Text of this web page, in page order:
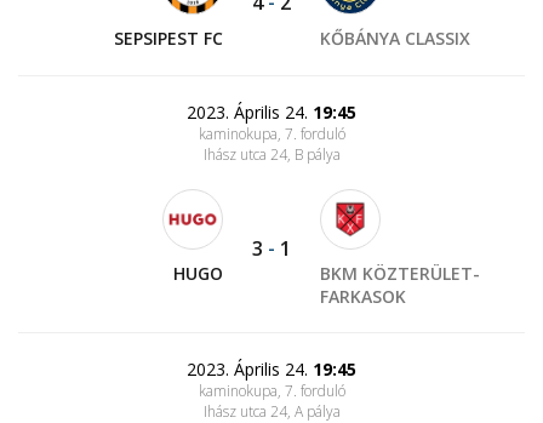
SEPSIPEST FC KŐBÁNYA CLASSIX
2023. Április 24. 19:45
kaminokupa, 7. forduló
Ihász utca 24, B pálya
HUGO
3 - 1
BKM KÖZTERÜLET-
FARKASOK
2023. Április 24. 19:45
kaminokupa, 7. forduló
Ihász utca 24, A pálya